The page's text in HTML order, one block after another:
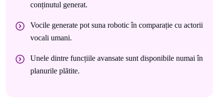
conținutul generat.
Vocile generate pot suna robotic în comparație cu actorii
vocali umani.
Unele dintre funcțiile avansate sunt disponibile numai în
planurile plătite.